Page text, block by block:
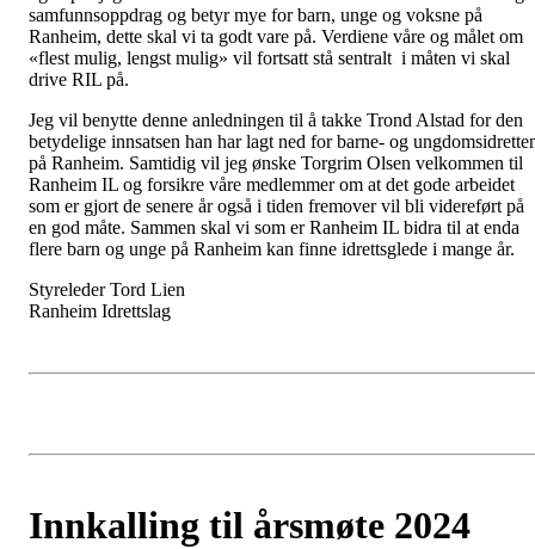
samfunnsoppdrag og betyr mye for barn, unge og voksne på
Ranheim, dette skal vi ta godt vare på. Verdiene våre og målet om
«flest mulig, lengst mulig» vil fortsatt stå sentralt i måten vi skal
drive RIL på.
Jeg vil benytte denne anledningen til å takke Trond Alstad for den
betydelige innsatsen han har lagt ned for barne- og
på Ranheim. Samtidig vil jeg ønske Torgrim Olsen velkommen til
Ranheim IL og forsikre våre medlemmer om at det gode arbeidet
som er gjort de senere år også i tiden fremover vil bli videreført på
en god måte. Sammen skal vi som er Ranheim IL bidra til at enda
flere barn og unge på Ranheim kan finne idrettsglede i mange år.
Styreleder Tord Lien
Ranheim Idrettslag
Innkalling til årsmøte 2024